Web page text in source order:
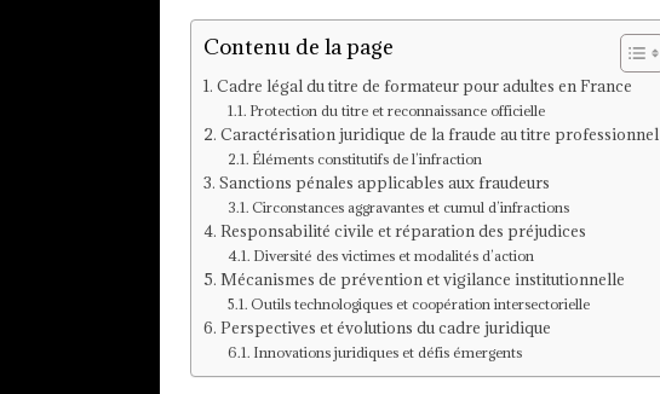
Contenu de la page
Cadre légal du titre de formateur pour adultes en France
Protection du titre et reconnaissance officielle
Caractérisation juridique de la fraude au titre professionnel
Éléments constitutifs de l’infraction
Sanctions pénales applicables aux fraudeurs
Circonstances aggravantes et cumul d’infractions
Responsabilité civile et réparation des préjudices
Diversité des victimes et modalités d’action
Mécanismes de prévention et vigilance institutionnelle
Outils technologiques et coopération intersectorielle
Perspectives et évolutions du cadre juridique
Innovations juridiques et défis émergents